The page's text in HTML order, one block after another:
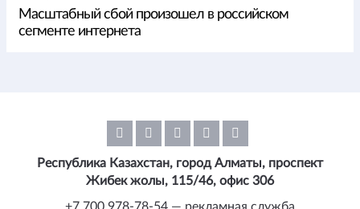
Масштабный сбой произошел в российском
сегменте интернета
Республика Казахстан, город Алматы, проспект
Жибек жолы, 115/46, офис 306